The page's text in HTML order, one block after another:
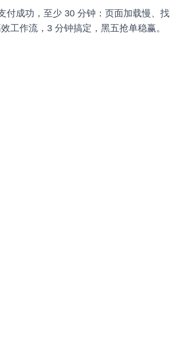
成功，至少 30 分钟：页面加载慢、找
工作流，3 分钟搞定，黑五抢单稳赢。